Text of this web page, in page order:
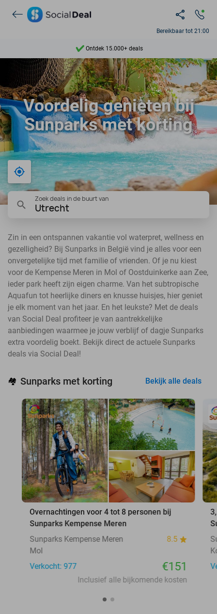
Bereikbaar tot 21:00
Ontdek 15.000+ deals
7 dagen per week beschikbaar
10+ miljoen leden
9,4
Ontdek 15.000+ deals
Voordelig genieten bij
Sunparks met korting
Bij mij in de buurt
Zoek deals in de buurt van
Utrecht
Zin in een ontspannen vakantie vol waterpret, wellness en
gezelligheid? Bij Sunparks in België vind je alles voor een
onvergetelijke tijd met familie of vrienden. Of je nu kiest
voor de Kempense Meren in Mol of Oostduinkerke aan Zee,
ieder park heeft zijn eigen charme. Van het subtropische
Aquafun tot heerlijke diners en knusse huisjes, hier geniet
je elk moment van het jaar. En het leukste? Met de deals
van Social Deal profiteer je van aantrekkelijke
aanbiedingen waarmee je jouw verblijf of dagje Sunparks
extra voordelig boekt. Bekijk direct de actuele Sunparks
deals via Social Deal!
🏘️ Sunparks met korting Bekijk alle deals
Overnachtingen voor 4 tot 8 personen bij
Sunparks Kempense Meren
Sunparks Kempense Meren
8.5
Mol
Verkocht: 977
€151
Inclusief alle bijkomende kosten